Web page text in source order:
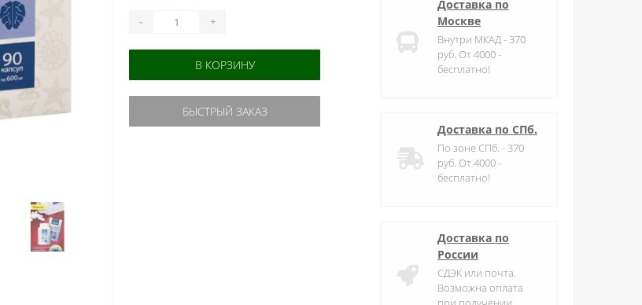
- +
В КОРЗИНУ
БЫСТРЫЙ ЗАКАЗ
Доставка по
Москве
Внутри МКАД - 370
руб. От 4000 -
бесплатно!
Доставка по СПб.
По зоне СПб. - 370
руб. От 4000 -
бесплатно!
Доставка по
России
СДЭК или почта.
Возможна оплата